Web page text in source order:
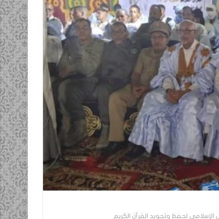
…/ بين
وسندان المغاضبين
ومضة…./
بومديد…..صرخة
استغاثة..
بونا
ومضة…./ بومديد…..صرخة
معادة..؟ / الشريف بونا